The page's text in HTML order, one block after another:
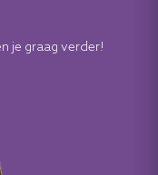
je graag verder!